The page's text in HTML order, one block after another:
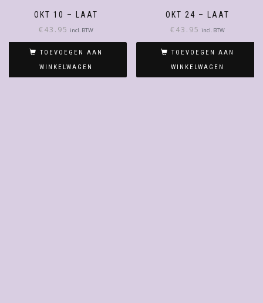
OKT 10 – LAAT
€43.95 incl. BTW
TOEVOEGEN AAN
WINKELWAGEN
OKT 24 – LAAT
€43.95 incl. BTW
TOEVOEGEN AAN
WINKELWAGEN